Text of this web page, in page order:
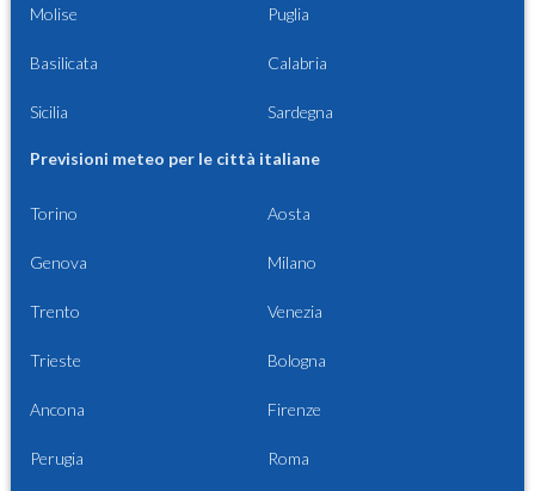
Molise Puglia
Basilicata Calabria
Sicilia Sardegna
Previsioni meteo per le città italiane
Torino Aosta
Genova Milano
Trento Venezia
Trieste Bologna
Ancona Firenze
Perugia Roma